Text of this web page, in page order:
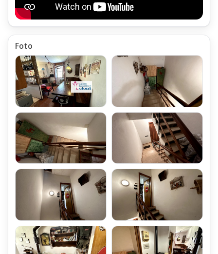
Climatizzazione della Mansarda Trilocale Dogana-Nuova
Fiumalbo
Fiumalbo Via Giardini,
è dotata di Impianto di Riscaldamento Indipendente,
grazie a Tre Distinte Sorgenti di Calore:
Piastre Elettriche Radianti installate nelle Due Camere, ed una
nel Bagno
Una Stufa alimentata con Pellet, installata nel corridoio di
ingresso
Una Seconda Stufa alimentata a Legna, installata anch'essa
nel corridoio di ingresso
Il Caminetto installato nella Sala integra il tutto
La produzione della Acqua Calda Sanitaria all'interno della
Mansarda Trilocale,
viene effettuata tramite un Boiler Elettrico della Capacità di 80
Litri,
installato all'interno del Bagno.
Gestione Spese Comuni della Mansarda Trilocale
Foto